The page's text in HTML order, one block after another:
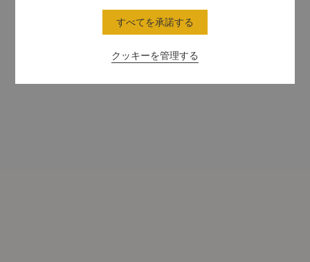
クッキーを管理する
すべてを承諾する